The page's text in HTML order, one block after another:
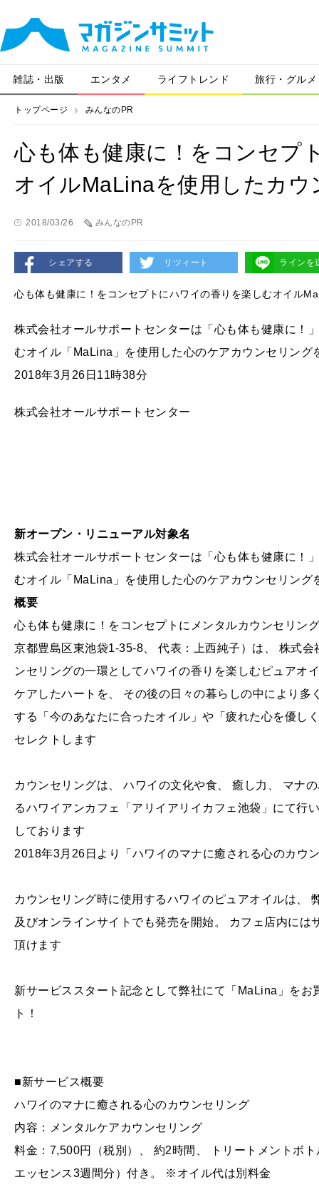
雑誌・出版 エンタメ ライフトレンド 旅行・グルメ
トップページ みんなのPR
心も体も健康に！をコンセプ
オイルMaLinaを使用したカ
2018/03/26 みんなのPR
シェアする リツィート ラインを
心も体も健康に！をコンセプトにハワイの香りを楽しむオイル
株式会社オールサポートセンターは「心も体も健康に！
むオイル「MaLina」を使用した心のケアカウンセリング
2018年3月26日11時38分
株式会社オールサポートセンター
新オープン・リニューアル対象名
株式会社オールサポートセンターは「心も体も健康に！
むオイル「MaLina」を使用した心のケアカウンセリング
概要
心も体も健康に！をコンセプトにメンタルカウンセリン
京都豊島区東池袋1-35-8、 代表：上西純子）は、 株式
ンセリングの一環としてハワイの香りを楽しむピュアオ
ケアしたハートを、 その後の日々の暮らしの中により
する「今のあなたに合ったオイル」や「疲れた心を優し
セレクトします
カウンセリングは、 ハワイの文化や食、 癒し力、 マナ
るハワイアンカフェ「アリイアリイカフェ池袋」にて行
しております
2018年3月26日より「ハワイのマナに癒される心のカウ
カウンセリング時に使用するハワイのピュアオイルは、
及びオンラインサイトでも発売を開始。 カフェ店内に
頂けます
新サービススタート記念として弊社にて「MaLina」を
ト！
■新サービス概要
ハワイのマナに癒される心のカウンセリング
内容：メンタルケアカウンセリング
料金：7,500円（税別）、 約2時間、 トリートメントボ
エッセンス3週間分）付き。 ※オイル代は別料金